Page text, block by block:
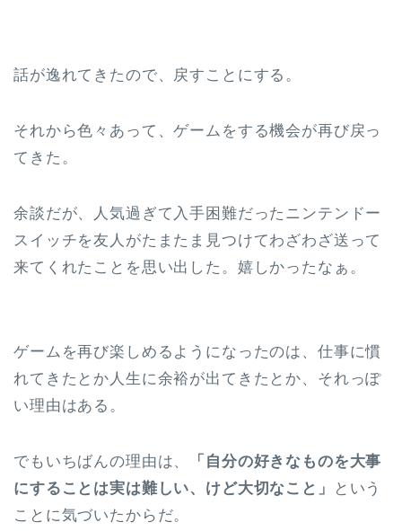
話が逸れてきたので、戻すことにする。
それから色々あって、ゲームをする機会が再び戻っ
てきた。
余談だが、人気過ぎて入手困難だったニンテンドー
スイッチを友人がたまたま見つけてわざわざ送って
来てくれたことを思い出した。嬉しかったなぁ。
ゲームを再び楽しめるようになったのは、仕事に慣
れてきたとか人生に余裕が出てきたとか、それっぽ
い理由はある。
でもいちばんの理由は、
「自分の好きなものを大事
にすることは実は難しい、けど大切なこと」
という
ことに気づいたからだ。